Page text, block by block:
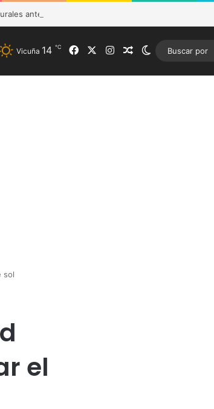
ante intenso sistema frontal
Vicuña 14 ℃ FacebookInstagramPublicación al azar
Switch skin
sol
el